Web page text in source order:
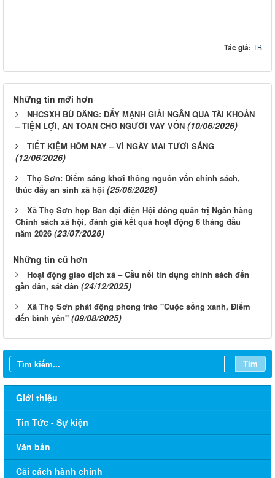
Tác giả: TB
Những tin mới hơn
NHCSXH BÙ ĐĂNG: ĐẨY MẠNH GIẢI NGÂN QUA TÀI KHOẢN
– TIỆN LỢI, AN TOÀN CHO NGƯỜI VAY VỐN (10/06/2026)
TIẾT KIỆM HÔM NAY – VÌ NGÀY MAI TƯƠI SÁNG
(12/06/2026)
Thọ Sơn: Điểm sáng khơi thông nguồn vốn chính sách,
thúc đẩy an sinh xã hội (25/06/2026)
Xã Thọ Sơn họp Ban đại diện Hội đồng quản trị Ngân hàng
Chính sách xã hội, đánh giá kết quả hoạt động 6 tháng đầu
năm 2026 (23/07/2026)
Những tin cũ hơn
Hoạt động giao dịch xã – Cầu nối tín dụng chính sách đến
gần dân, sát dân (24/12/2025)
Xã Thọ Sơn phát động phong trào "Cuộc sống xanh, Điểm
đến bình yên" (09/08/2025)
Tìm
Giới thiệu
Tin Tức - Sự kiện
Văn bản
Cải cách hành chính